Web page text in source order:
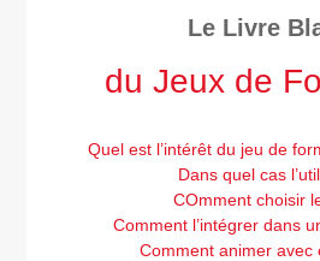
Le Livre
du Jeux de
Quel est l’intérêt du jeu de
Dans quel cas
COmment choisir
Comment l’intégrer dans
Comment animer avec